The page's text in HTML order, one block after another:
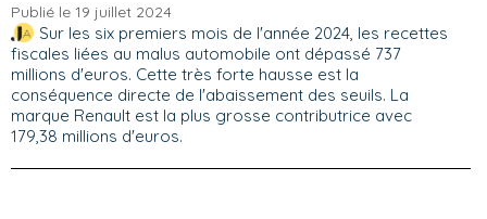
Publié le 19 juillet 2024
Sur les six premiers mois de l'année 2024, les recettes
fiscales liées au malus automobile ont dépassé 737
millions d'euros. Cette très forte hausse est la
conséquence directe de l'abaissement des seuils. La
marque Renault est la plus grosse contributrice avec
179,38 millions d'euros.